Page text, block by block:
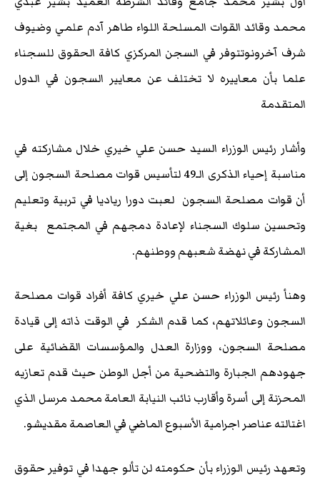
محمد وقائد القوات المسلحة اللواء طاهر آدم علمي وضيوف
شرف آخرونوتتوفر في السجن المركزي كافة الحقوق للسجناء
علما بأن معاييره لا تختلف عن معايير السجون في الدول
المتقدمة
وأشار رئيس الوزراء السيد حسن علي خيري خلال مشاركته في
مناسبة إحياء الذكرى الـ49 لتأسيس قوات مصلحة السجون إلى
أن قوات مصلحة السجون لعبت دورا رياديا في تربية وتعليم
وتحسين سلوك السجناء لإعادة دمجهم في المجتمع بغية
المشاركة في نهضة شعبهم ووطنهم.
وهنأ رئيس الوزراء حسن علي خيري كافة أفراد قوات مصلحة
السجون وعائلاتهم، كما قدم الشكر في الوقت ذاته إلى قيادة
مصلحة السجون، ووزارة العدل والمؤسسات القضائية على
جهودهم الجبارة والتضحية من أجل الوطن حيث قدم تعازيه
المحزنة إلى أسرة وأقارب نائب النيابة العامة محمد مرسل الذي
اغتالته عناصر اجرامية الأسبوع الماضي في العاصمة مقديشو.
وتعهد رئيس الوزراء بأن حكومته لن تألو جهدا في توفير حقوق